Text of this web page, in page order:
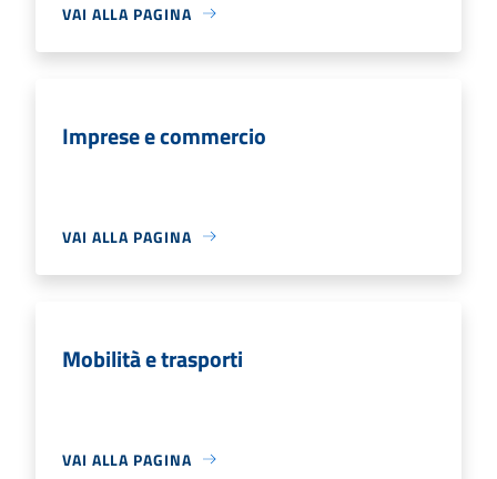
VAI ALLA PAGINA
Imprese e commercio
VAI ALLA PAGINA
Mobilità e trasporti
VAI ALLA PAGINA